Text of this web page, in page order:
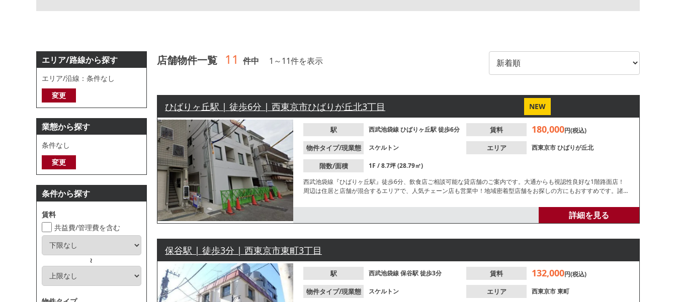
エリア/路線から探す
エリア/沿線：条件なし
変更
業態から探す
条件なし
変更
条件から探す
賃料
共益費/管理費を含む
～
店舗物件一覧 11 件中 1 ～11件を表示
ひばりヶ丘駅 | 徒歩6分 | 西東京市ひばりが丘北3丁目 NEW
駅 西武池袋線ひばりヶ丘駅徒歩6分 賃料 180,000円(税込)
物件タイプ/現業態 スケルトン エリア 西東京市ひばりが丘北
階数/面積
1F / 8.7坪 (28.79㎡)
西武池袋線『ひばりヶ丘駅』徒歩6分、飲食店ご相談可能な貸店舗のご案内です。大通からも視認性良好な1階路面店！
周辺は住居と店舗が混合するエリアで、人気チェーン店も営業中！地域密着型店舗をお探しの方にもおすすめです。諸条
詳細を見る
保谷駅 | 徒歩3分 | 西東京市東町3丁目
駅 西武池袋線保谷駅徒歩3分 賃料 132,000円(税込)
物件タイプ/現業態 スケルトン エリア 西東京市東町